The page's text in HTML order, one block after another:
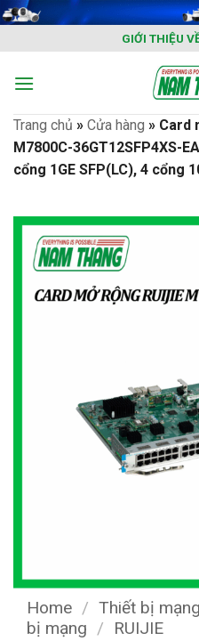
Skip
content
GIỚI THIỆU
Trang chủ » Cửa hàng » Card
M7800C-36GT12SFP4XS-
cổng 1GE SFP(LC), 4 cổng
Home / Thiết bị
bị mạng / RUIJIE